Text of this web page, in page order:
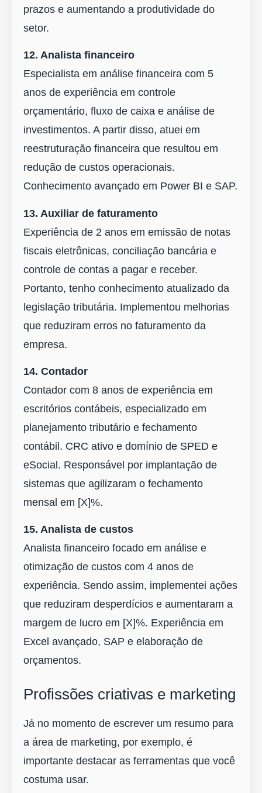
prazos e aumentando a produtividade do
setor.
12. Analista financeiro
Especialista em análise financeira com 5
anos de experiência em controle
orçamentário, fluxo de caixa e análise de
investimentos. A partir disso, atuei em
reestruturação financeira que resultou em
redução de custos operacionais.
Conhecimento avançado em Power BI e SAP.
13. Auxiliar de faturamento
Experiência de 2 anos em emissão de notas
fiscais eletrônicas, conciliação bancária e
controle de contas a pagar e receber.
Portanto, tenho conhecimento atualizado da
legislação tributária. Implementou melhorias
que reduziram erros no faturamento da
empresa.
14. Contador
Contador com 8 anos de experiência em
escritórios contábeis, especializado em
planejamento tributário e fechamento
contábil. CRC ativo e domínio de SPED e
eSocial. Responsável por implantação de
sistemas que agilizaram o fechamento
mensal em [X]%.
15. Analista de custos
Analista financeiro focado em análise e
otimização de custos com 4 anos de
experiência. Sendo assim, implementei ações
que reduziram desperdícios e aumentaram a
margem de lucro em [X]%. Experiência em
Excel avançado, SAP e elaboração de
orçamentos.
Profissões criativas e marketing
Já no momento de escrever um resumo para
a área de marketing, por exemplo, é
importante destacar as ferramentas que você
costuma usar.